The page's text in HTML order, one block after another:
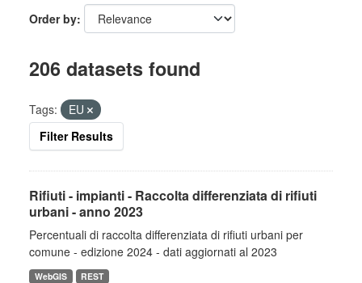
Order by
206 datasets found
Tags:
EU
Filter Results
Rifiuti - impianti - Raccolta differenziata di rifiuti
urbani - anno 2023
Percentuali di raccolta differenziata di rifiuti urbani per
comune - edizione 2024 - dati aggiornati al 2023
WebGIS REST